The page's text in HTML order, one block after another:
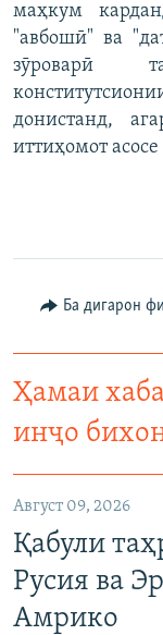
маҳкум
"авбошӣ" ва
зӯроварӣ
донистанд,
иттиҳомот
Ба дигарон
Ҳамаи
инҷо
Август 09, 2026
Қабули
Русия ва
Амрико